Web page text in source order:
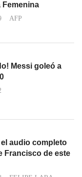
Femenina
AFP
Messi goleó a
audio completo
Francisco de este